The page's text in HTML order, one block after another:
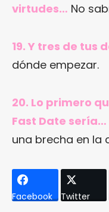
virtudes… No
19. Y tres de tus
dónde empezar.
20. Lo primero
Fast Date sería…
una brecha en la
Facebook Twitter